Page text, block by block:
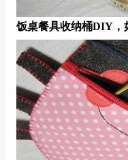
饭桌餐具收纳桶DIY，